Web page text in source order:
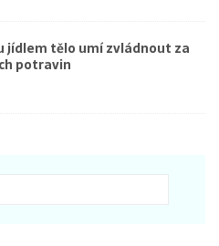
jídlem tělo umí zvládnout za
potravin